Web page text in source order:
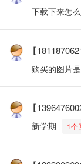
下载下来怎
【
购买的图片
【
新学期 1个